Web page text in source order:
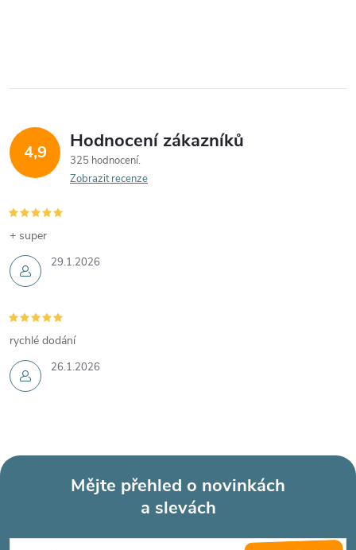
4,9 Hodnocení zákazníků
325 hodnocení
Zobrazit recenze
29.1.2026
+ super
26.1.2026
rychlé dodání
Mějte přehled o novinkách
a slevách